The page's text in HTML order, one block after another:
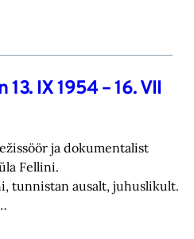
IX 1954 – 16. VII
ja dokumentalist
Fellini.
tunnistan ausalt, juhuslikult.